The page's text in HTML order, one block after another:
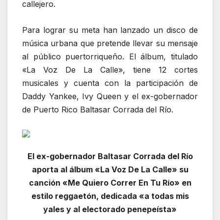
callejero.
Para lograr su meta han lanzado un disco de
música urbana que pretende llevar su mensaje
al público puertorriqueño. El álbum, titulado
«La Voz De La Calle», tiene 12 cortes
musicales y cuenta con la participación de
Daddy Yankee, Ivy Queen y el ex-gobernador
de Puerto Rico Baltasar Corrada del Río.
El ex-gobernador Baltasar Corrada del Río
aporta al álbum «La Voz De La Calle» su
canción «Me Quiero Correr En Tu Río» en
estilo reggaetón, dedicada «a todas mis
yales y al electorado penepeísta»